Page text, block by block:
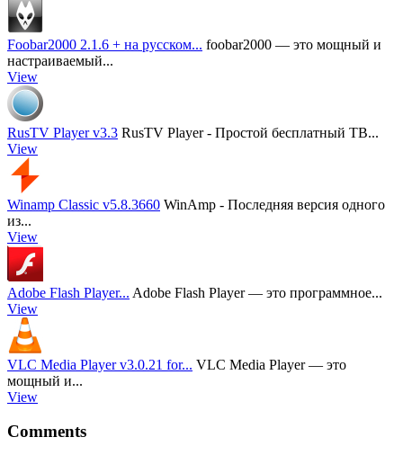
Foobar2000 2.1.6 + на русском... foobar2000 — это мощный и
настраиваемый...
View
RusTV Player v3.3 RusTV Player - Простой бесплатный ТВ...
View
Winamp Classic v5.8.3660 WinAmp - Последняя версия одного
из...
View
Adobe Flash Player... Adobe Flash Player — это программное...
View
VLC Media Player v3.0.21 for... VLC Media Player — это
мощный и...
View
Comments